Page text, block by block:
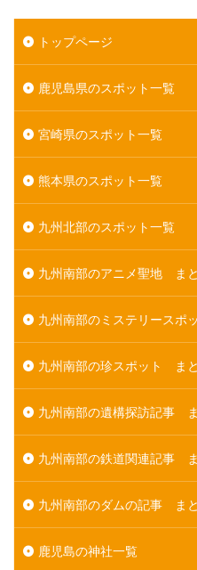
トップページ
鹿児島県のスポット一覧
宮崎県のスポット一覧
熊本県のスポット一覧
九州北部のスポット一覧
九州南部のアニメ聖地 ま
九州南部のミステリースポ
九州南部の珍スポット ま
九州南部の遺構探訪記事
九州南部の鉄道関連記事
九州南部のダムの記事 ま
鹿児島の神社一覧